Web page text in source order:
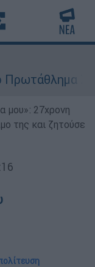
Στίβου
μου»: 27χρονη
της και ζητούσε